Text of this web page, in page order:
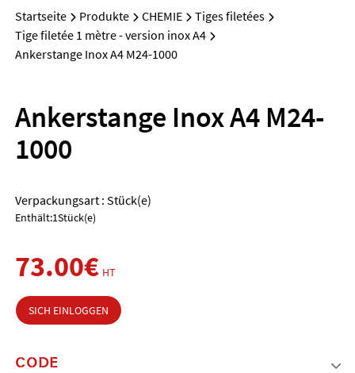
Startseite Produkte CHEMIE
Tiges filetées
Tige filetée 1 mètre - version inox A4
Ankerstange Inox A4 M24-1000
Ankerstange Inox A4 M24-
1000
Verpackungsart : Stück(e)
Enthält:1Stück(e)
73.00€ HT
SICH EINLOGGEN
CODE